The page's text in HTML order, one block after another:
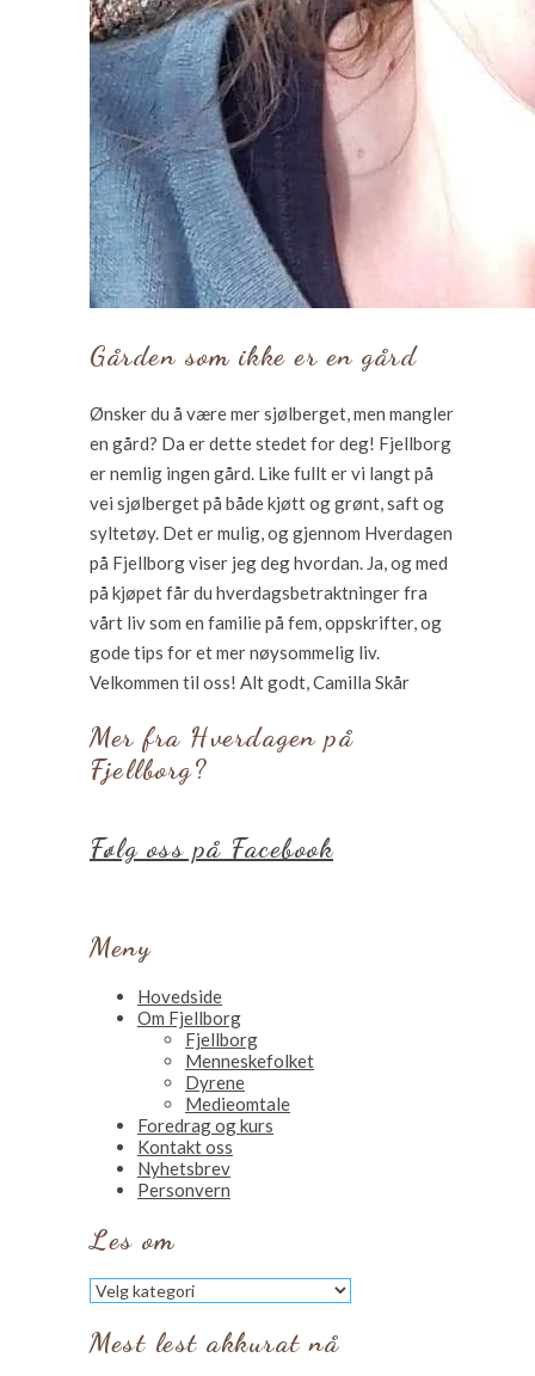
Gården som ikke er en gård
Ønsker du å være mer sjølberget, men mangler
en gård? Da er dette stedet for deg! Fjellborg
er nemlig ingen gård. Like fullt er vi langt på
vei sjølberget på både kjøtt og grønt, saft og
syltetøy. Det er mulig, og gjennom Hverdagen
på Fjellborg viser jeg deg hvordan. Ja, og med
på kjøpet får du hverdagsbetraktninger fra
vårt liv som en familie på fem, oppskrifter, og
gode tips for et mer nøysommelig liv.
Velkommen til oss! Alt godt, Camilla Skår
Mer fra Hverdagen på
Fjellborg?
Følg oss på Facebook
Meny
Hovedside
Om Fjellborg
Fjellborg
Menneskefolket
Dyrene
Medieomtale
Foredrag og kurs
Kontakt oss
Nyhetsbrev
Personvern
Les om
Les
om
Mest lest akkurat nå